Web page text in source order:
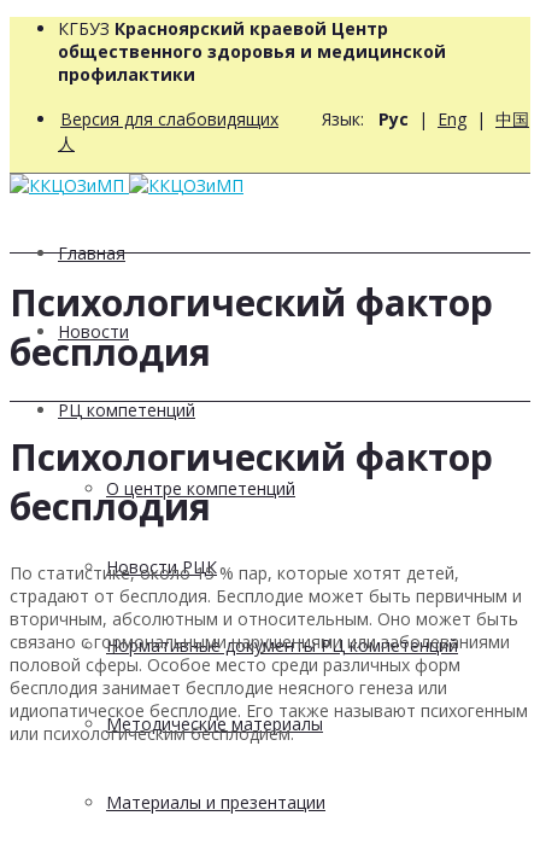
КГБУЗ Красноярский краевой Центр
общественного здоровья и медицинской
профилактики
Версия для слабовидящих Язык: Рус | Eng | 中国
人
Главная
Новости
РЦ компетенций
О центре компетенций
Новости РЦК
Нормативные документы РЦ компетенций
Методические материалы
Материалы и презентации
Психологический фактор
бесплодия
Психологический фактор
бесплодия
По статистике, около 15 % пар, которые хотят детей,
страдают от бесплодия. Бесплодие может быть первичным и
вторичным, абсолютным и относительным. Оно может быть
связано с гормональными нарушениями или заболеваниями
половой сферы. Особое место среди различных форм
бесплодия занимает бесплодие неясного генеза или
идиопатическое бесплодие. Его также называют психогенным
или психологическим бесплодием.